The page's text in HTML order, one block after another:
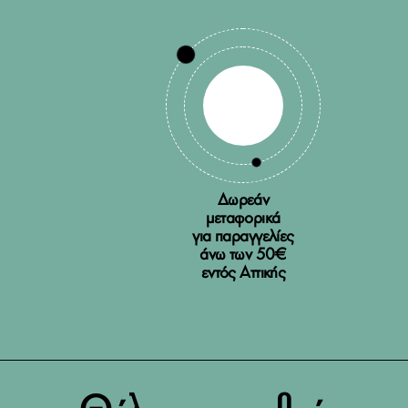
Δωρεάν
μεταφορικά
για παραγγελίες
άνω των 50€
εντός Αττικής